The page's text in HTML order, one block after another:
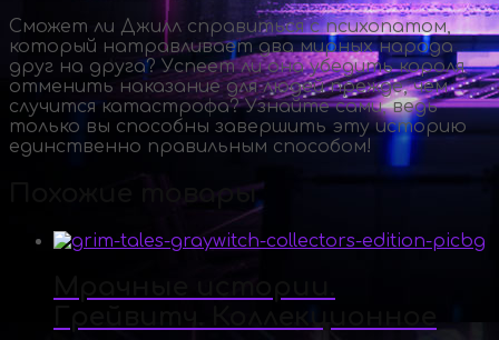
Сможет ли Джилл справиться с психопатом,
который натравливает два мирных народа
друг на друга? Успеет ли она убедить короля
отменить наказание для людей прежде, чем
случится катастрофа? Узнайте сами, ведь
только вы способны завершить эту историю
единственно правильным способом!
Похожие товары